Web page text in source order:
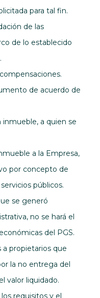
para tal fin.
de las
de lo establecido
de acuerdo de
inmueble, a quien se
a la Empresa,
por concepto de
públicos.
se generó
no se hará el
del PGS.
propietarios que
la no entrega del
valor liquidado.
requisitos y el